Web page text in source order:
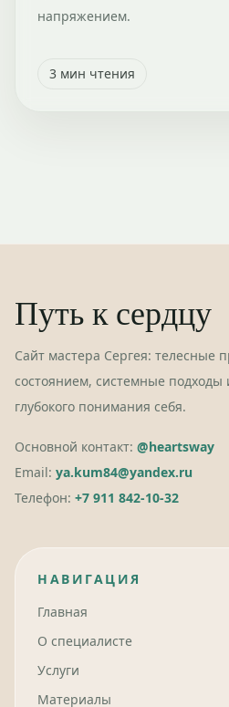
напряжением.
3 мин чтения
Путь к сердцу
Сайт мастера Сергея: телесные
состоянием, системные
глубокого понимания себя.
Основной контакт: @heartsway
Email: ya.kum84@yandex.ru
Телефон: +7 911 842-10-32
НАВИГАЦИЯ
Главная
О специалисте
Услуги
Материалы